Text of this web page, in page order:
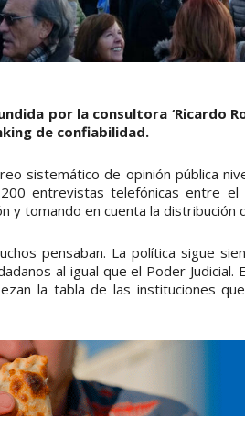
por la consultora ‘Ricardo
de confiabilidad.
sistemático de opinión pública
entrevistas telefónicas entre
y tomando en cuenta la distribución
pensaban. La política sigue
al igual que el Poder
la tabla de las instituciones